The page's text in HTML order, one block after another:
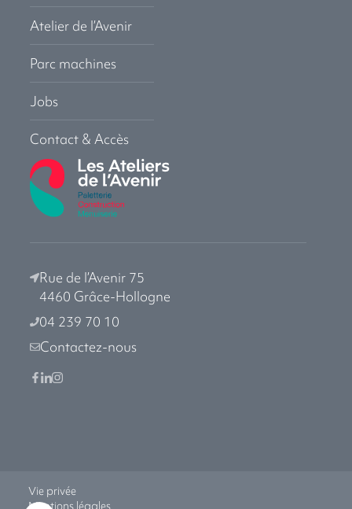
Rue de l’Avenir 75
4460 Grâce-Hollogne
04 239 70 10
Contactez-nous
Atelier de l’Avenir
Parc machines
Jobs
Contact & Accès
Vie privée
Mentions légales